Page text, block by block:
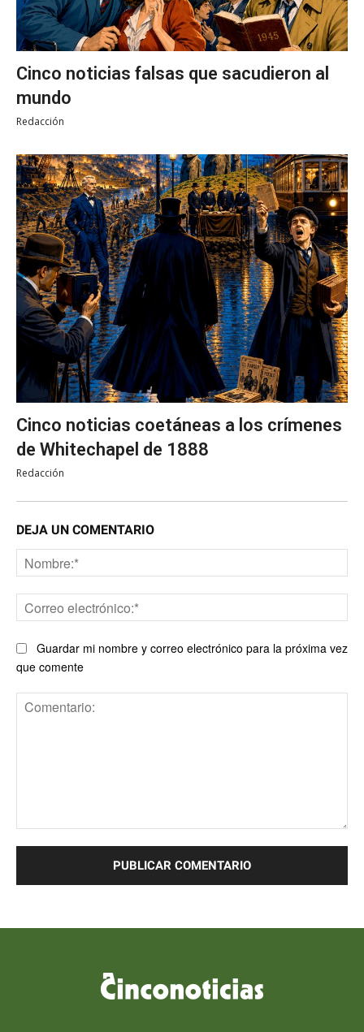
Cinco noticias falsas que sacudieron al
mundo
Redacción
Cinco noticias coetáneas a los crímenes
de Whitechapel de 1888
Redacción
DEJA UN COMENTARIO
Guardar mi nombre y correo electrónico para la próxima vez
que comente